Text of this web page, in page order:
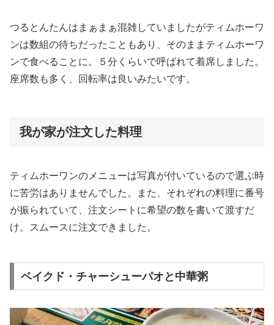
つるとんたんはまぁまぁ混雑していましたがティムホーワ
ンは数組の待ちだったこともあり、そのままティムホーワ
ンで食べることに。５分くらいで呼ばれて着席しました。
座席数も多く、回転率は良いみたいです。
我が家が注文した料理
ティムホーワンのメニューは写真が付いているので選ぶ時
に苦労はありませんでした。また、それぞれの料理に番号
が振られていて、注文シートに希望の数を書いて渡すだ
け。スムースに注文できました。
ベイクド・チャーシューパオと中華粥